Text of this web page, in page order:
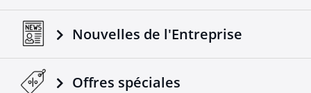
Nouvelles de l'Entreprise
Offres spéciales